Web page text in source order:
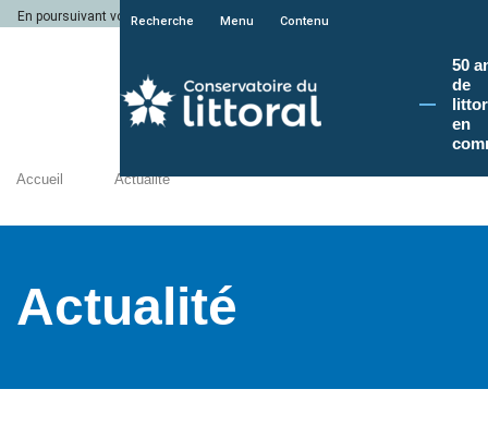
En poursuivant votre navigation sur le site du Conservatoire du littoral, vous
Recherche Menu Contenu
50
de
en
Accueil Actualité
Actualité